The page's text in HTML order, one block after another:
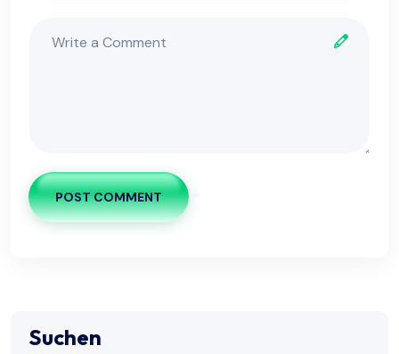
POST COMMENT
Suchen